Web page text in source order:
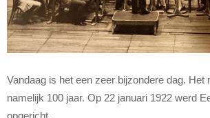
Vandaag is het een zeer bijzondere dag.
namelijk 100 jaar. Op 22 januari 1922 werd